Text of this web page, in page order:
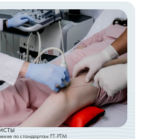
по стандартам FT-PTM